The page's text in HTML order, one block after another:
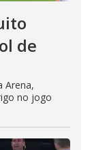
de
Arena,
no jogo